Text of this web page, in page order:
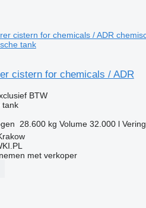
tank
cistern for chemicals / ADR
BTW
tank
28.600 kg Volume 32.000 l Vering
met verkoper